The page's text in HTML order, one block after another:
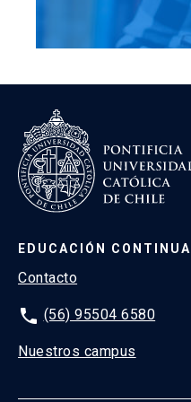
EDUCACIÓN CONTINUA
Contacto
phone (56) 95504 6580
Nuestros campus